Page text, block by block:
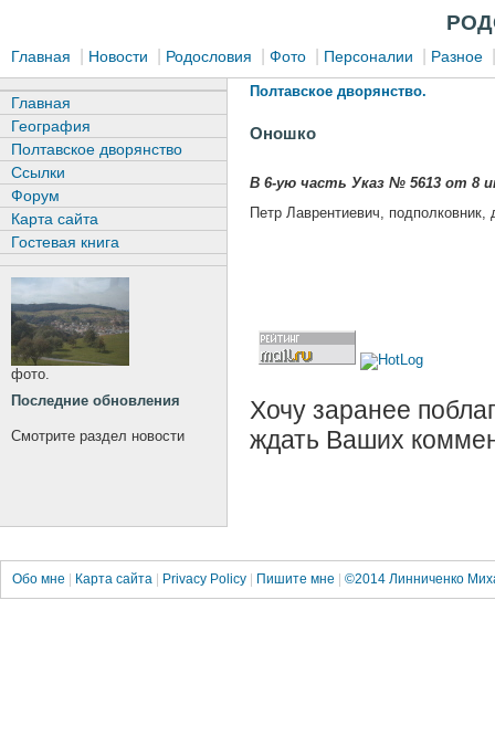
Главная Новости Родословия Фото Персоналии Разное
Полтавское дворянство.
Оношко
В 6-ую часть Указ № 5613 от 8
Петр Лаврентиевич,
Хочу заранее
ждать Ваших
Главная
География
Полтавское дворянство
Ссылки
Форум
Карта сайта
Гостевая книга
фото.
Последние обновления
Смотрите раздел новости
Обо мне Карта сайта Privacy Policy Пишите мне ©2014 Линниченко